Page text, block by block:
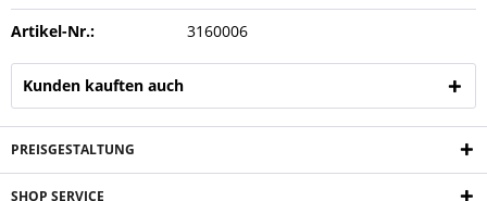
Artikel-Nr.: 3160006
Kunden kauften auch
PREISGESTALTUNG
SHOP SERVICE